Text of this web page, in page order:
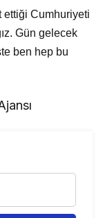
ettiği Cumhuriyeti
Gün gelecek
ben hep bu